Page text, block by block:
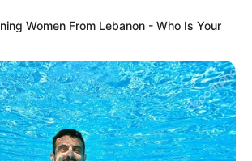
Women From Lebanon - Who Is Your